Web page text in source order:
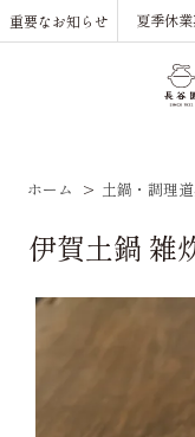
重要なお知らせ 夏季休
ホーム > 土鍋・調理
伊賀土鍋 雑